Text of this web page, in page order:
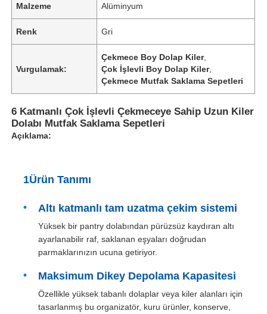
Malzeme Alüminyum
Renk Gri
Vurgulamak:
Çekmece Boy Dolap Kiler,
Çok İşlevli Boy Dolap Kiler,
Çekmece Mutfak Saklama Sepetleri
6 Katmanlı Çok İşlevli Çekmeceye Sahip Uzun Kiler
Dolabı Mutfak Saklama Sepetleri
Açıklama:
1Ürün Tanımı
Altı katmanlı tam uzatma çekim sistemi
Yüksek bir pantry dolabından pürüzsüz kaydıran altı
ayarlanabilir raf, saklanan eşyaları doğrudan
parmaklarınızın ucuna getiriyor.
Maksimum Dikey Depolama Kapasitesi
Özellikle yüksek tabanlı dolaplar veya kiler alanları için
tasarlanmış bu organizatör, kuru ürünler, konserve,